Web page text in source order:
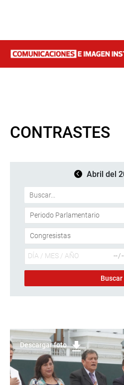
CONTRASTES
Abril del
Descargar foto